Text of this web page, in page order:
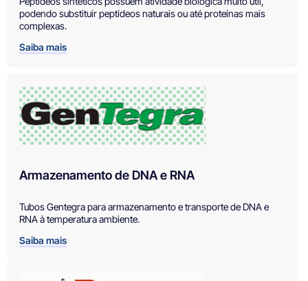
podendo substituir peptídeos naturais ou até proteínas mais
complexas.
Saiba mais
Armazenamento de DNA e RNA
Tubos Gentegra para armazenamento e transporte de DNA e
RNA à temperatura ambiente.
Saiba mais